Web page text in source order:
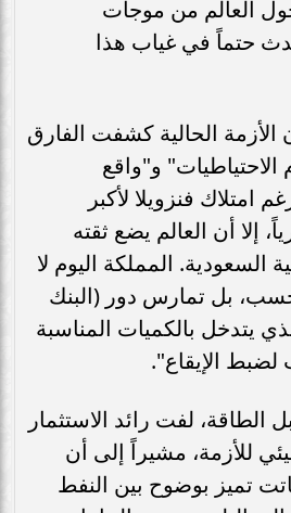
العالم من موجات
حتماً في غياب هذا
الحالية كشفت الفارق
و"واقع
امتلاك فنزويلا لأكبر
إلا أن العالم يضع ثقته
السعودية. المملكة اليوم لا
بل تمارس دور (البنك
يتدخل بالكميات المناسبة
الإيقاع".
الطاقة، لفت رائد الاستثمار
للأزمة، مشيراً إلى أن
تميز بوضوح بين النفط